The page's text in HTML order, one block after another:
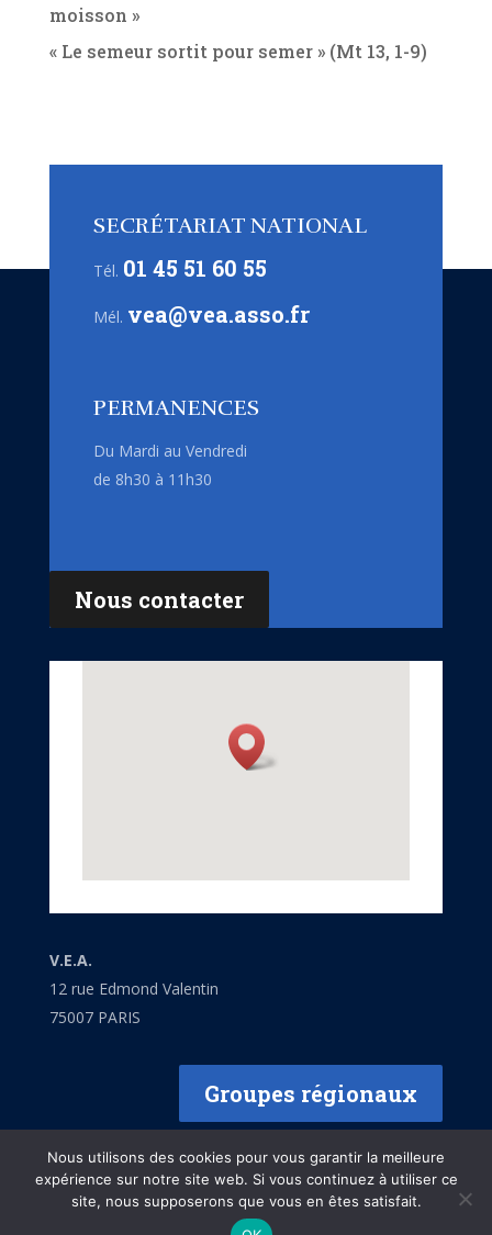
moisson »
« Le semeur sortit pour semer » (Mt 13, 1-9)
SECRÉTARIAT NATIONAL
Tél. 01 45 51 60 55
Mél. vea@vea.asso.fr
PERMANENCES
Du Mardi au Vendredi
de 8h30 à 11h30
Nous contacter
V.E.A.
12 rue Edmond Valentin
75007 PARIS
Groupes régionaux
Nous utilisons des cookies pour vous garantir la meilleure
expérience sur notre site web. Si vous continuez à utiliser ce
site, nous supposerons que vous en êtes satisfait.